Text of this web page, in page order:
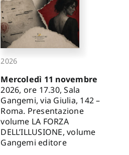
2026
Mercoledì 11 novembre
2026, ore 17.30, Sala
Gangemi, via Giulia, 142 –
Roma. Presentazione
volume LA FORZA
DELL’ILLUSIONE, volume
Gangemi editore